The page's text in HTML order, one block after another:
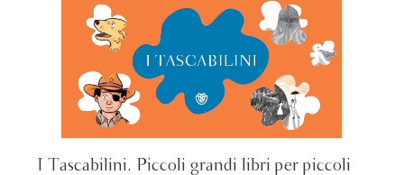
I Tascabilini. Piccoli grandi libri per piccoli